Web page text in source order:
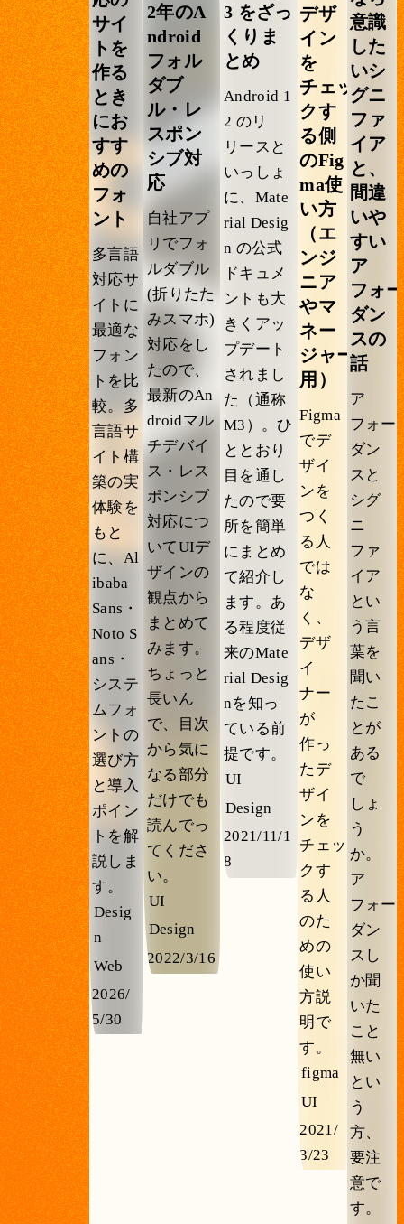
サイ
トを
作る
とき
にお
すす
めの
フォ
ント
多言語
対応サ
イトに
最適な
フォン
トを比
較。多
言語サ
イト構
築の実
体験を
もと
に、Al
ibaba
Sans・
Noto S
ans・
システ
ムフォ
ントの
選び方
と導入
ポイン
トを解
説しま
す。
Desig
n
Web
2026/
5/30
2年のA
ndroid
フォル
ダブ
ル・レ
スポン
シブ対
応
自社アプ
リでフォ
ルダブル
(折りたた
みスマホ)
対応をし
たので、
最新のAn
droidマル
チデバイ
ス・レス
ポンシブ
対応につ
いてUIデ
ザインの
観点から
まとめて
みます。
ちょっと
長いん
で、目次
から気に
なる部分
だけでも
読んでっ
てくださ
い。
UI
Design
2022/3/16
3 をざっ
くりま
とめ
Android 1
2 のリ
リースと
いっしょ
に、Mate
rial Desig
n の公式
ドキュメ
ントも大
きくアッ
プデート
されまし
た（通称
M3）。ひ
ととおり
目を通し
たので要
所を簡単
にまとめ
て紹介し
ます。あ
る程度従
来のMate
rial Desig
nを知っ
ている前
提です。
UI
Design
2021/11/1
8
デザ
イン
を
チェッ
クす
る側
のFig
ma使
い方
（エ
ンジ
ニア
やマ
ネー
ジャー
用）
Figma
でデ
ザイ
ンを
つく
る人
では
な
く、
デザ
イ
ナー
が
作っ
たデ
ザイ
ンを
チェッ
クす
る人
のた
めの
使い
方説
明で
す。
figma
UI
2021/
3/23
意識
した
いシ
グニ
ファ
イア
と、
間違
いや
すい
ア
フォー
ダン
スの
話
ア
フォー
ダン
スと
シグ
ニ
ファ
イア
とい
う言
葉を
聞い
たこ
とが
ある
で
しょ
う
か。
ア
フォー
ダン
スし
か聞
いた
こと
無い
とい
う
方、
要注
意で
す。